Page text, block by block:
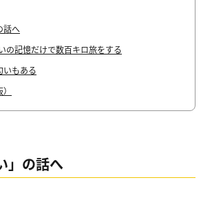
話へ
の記憶だけで数百キロ旅をする
いもある
」の話へ